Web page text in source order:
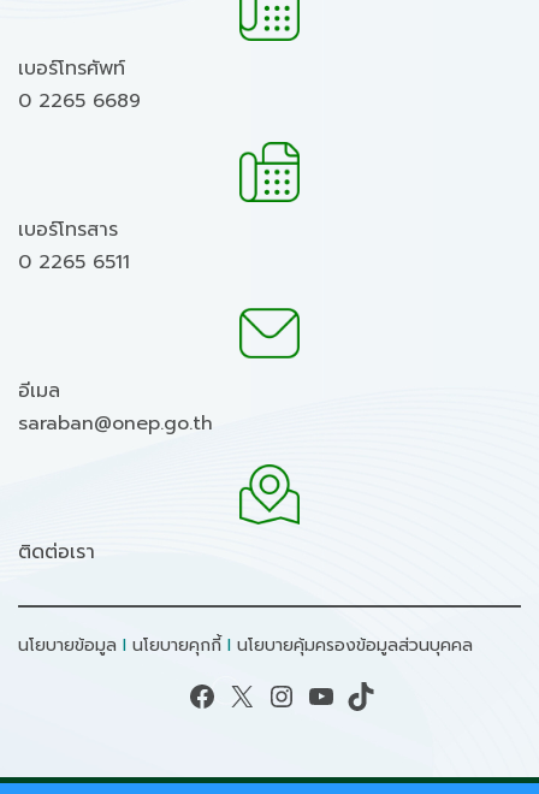
เบอร์โทรศัพท์
0 2265 6689
เบอร์โทรสาร
0 2265 6511
อีเมล
saraban@onep.go.th
ติดต่อเรา
นโยบายข้อมูล I นโยบายคุกกี้ I นโยบายคุ้มครองข้อมูลส่วนบุคคล
Facebook X Instagram YouTube TikTok